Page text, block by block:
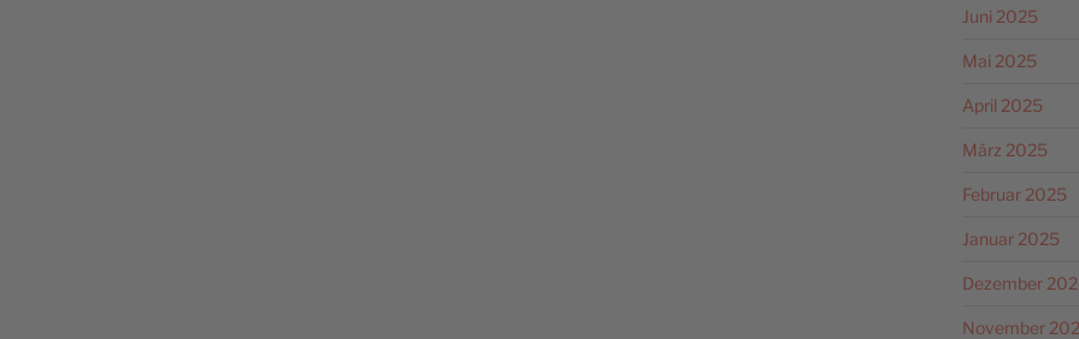
Juni 2025
Mai 2025
April 2025
März 2025
Februar 2025
Januar 2025
Dezember
November